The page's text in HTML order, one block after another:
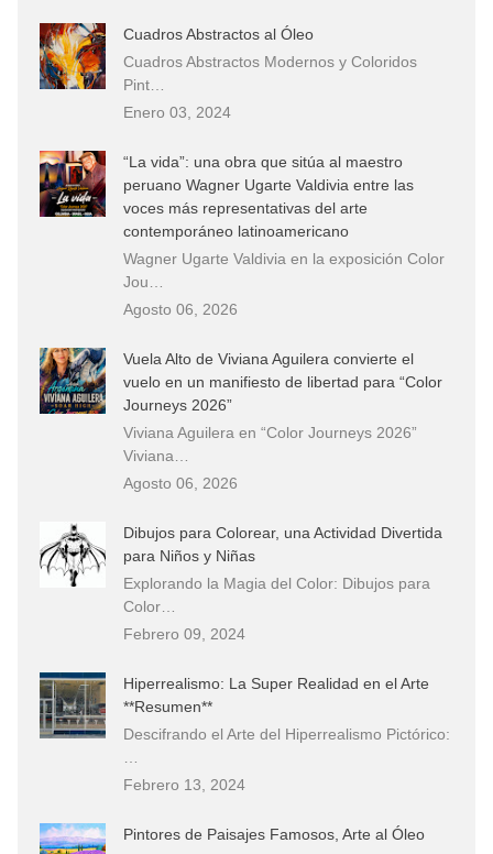
Cuadros Abstractos al Óleo
Cuadros Abstractos Modernos y Coloridos
Pint…
Enero 03, 2024
“La vida”: una obra que sitúa al maestro
peruano Wagner Ugarte Valdivia entre las
voces más representativas del arte
contemporáneo latinoamericano
Wagner Ugarte Valdivia en la exposición Color
Jou…
Agosto 06, 2026
Vuela Alto de Viviana Aguilera convierte el
vuelo en un manifiesto de libertad para “Color
Journeys 2026”
Viviana Aguilera en “Color Journeys 2026”
Viviana…
Agosto 06, 2026
Dibujos para Colorear, una Actividad Divertida
para Niños y Niñas
Explorando la Magia del Color: Dibujos para
Color…
Febrero 09, 2024
Hiperrealismo: La Super Realidad en el Arte
**Resumen**
Descifrando el Arte del Hiperrealismo Pictórico:
Febrero 13, 2024
Pintores de Paisajes Famosos, Arte al Óleo